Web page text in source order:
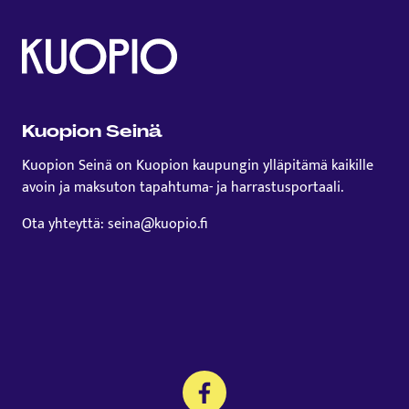
Kuopion Seinä
Kuopion Seinä on Kuopion kaupungin ylläpitämä kaikille
avoin ja maksuton tapahtuma- ja harrastusportaali.
Ota yhteyttä: seina@kuopio.fi